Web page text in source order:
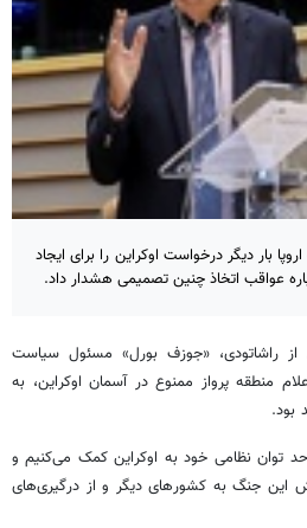
بار دیگر درخواست اوکراین را برای ایجاد
عواقب اتخاذ چنین تصمیمی هشدار داد.
راشاتودی، «جوزف بورل» مسئول سیاست
منطقه پرواز ممنوع در آسمان اوکراین، به
بود.
توان نظامی خود به اوکراین کمک می‌کنیم و
این جنگ به کشورهای دیگر و از درگیری‌های